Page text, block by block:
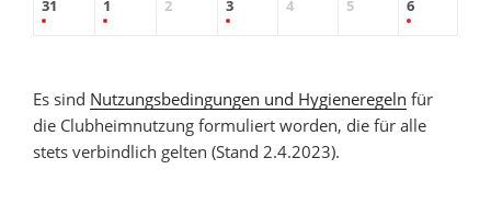
31 1 2 3 4 5 6
Es sind Nutzungsbedingungen und Hygieneregeln für
die Clubheimnutzung formuliert worden, die für alle
stets verbindlich gelten (Stand 2.4.2023).